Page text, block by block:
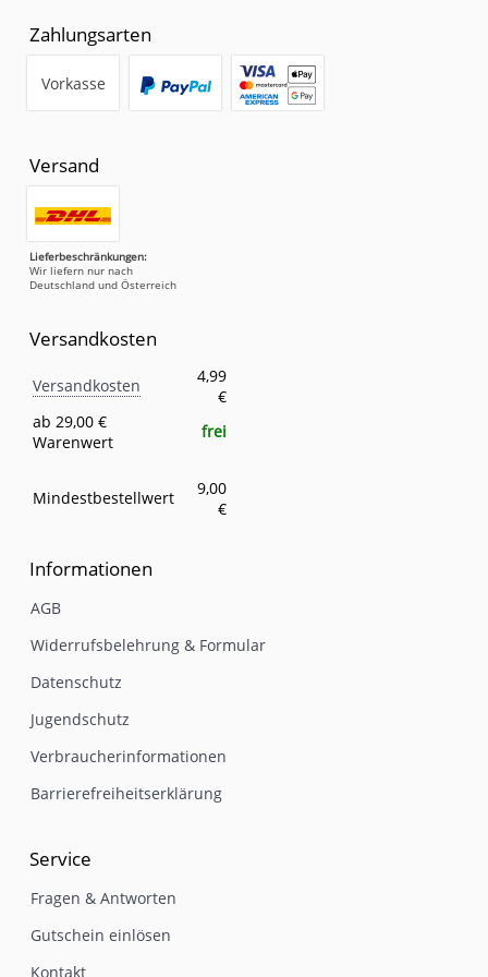
Zahlungsarten
Vorkasse
Versand
Lieferbeschränkungen:
Wir liefern nur nach
Deutschland und Österreich
Versandkosten
Eigenschaft
Versandkosten
4,99
€
ab 29,00 €
Warenwert
frei
Mindestbestellwert
9,00
€
Informationen
AGB
Widerrufsbelehrung & Formular
Datenschutz
Jugendschutz
Verbraucherinformationen
Barrierefreiheitserklärung
Service
Fragen & Antworten
Gutschein einlösen
Kontakt